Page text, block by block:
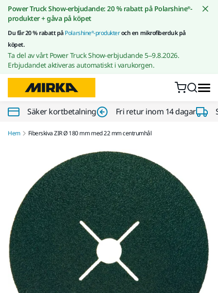
Gå till innehållet
Power Truck Show-erbjudande: 20 % rabatt på Polarshine®-
produkter + gåva på köpet
Du får 20 % rabatt påPolarshine®-produkteroch en mikrofiberduk på
köpet.
Ta del av vårt Power Truck Show-erbjudande 5–9.8.2026.
Erbjudandet aktiveras automatiskt i varukorgen.
Säker kortbetalning Fri retur inom 14 dagar
Hem Fiberskiva ZIR Ø 180 mm med 22 mm centrumhål